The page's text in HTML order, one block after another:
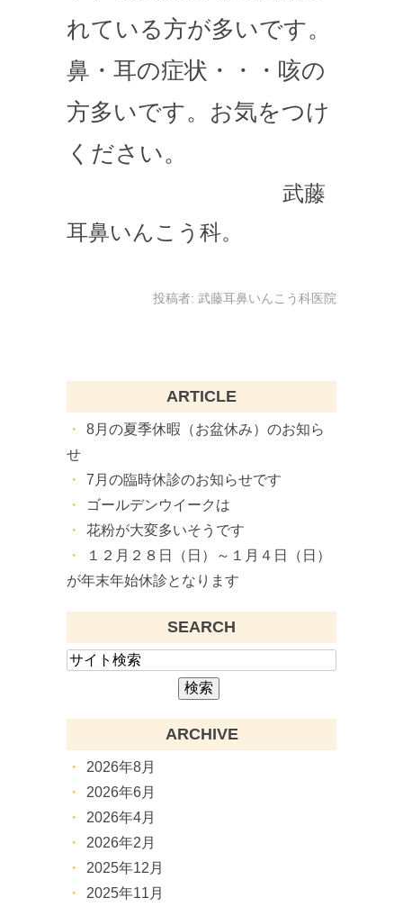
れている方が多いです。
鼻・耳の症状・・・咳の
方多いです。お気をつけ
ください。
武藤
耳鼻いんこう科。
投稿者: 武藤耳鼻いんこう科医院
ARTICLE
8月の夏季休暇（お盆休み）のお知ら
せ
7月の臨時休診のお知らせです
ゴールデンウイークは
花粉が大変多いそうです
１２月２８日（日）～１月４日（日）
が年末年始休診となります
SEARCH
ARCHIVE
2026年8月
2026年6月
2026年4月
2026年2月
2025年12月
2025年11月